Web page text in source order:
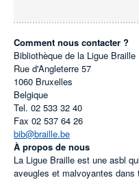
Comment nous contacter ?
Bibliothèque de la Ligue Braille
Rue d'Angleterre 57
1060 Bruxelles
Belgique
Tel. 02 533 32 40
Fax 02 537 64 26
bib@braille.be
À propos de nous
La Ligue Braille est une asbl
aveugles et malvoyantes